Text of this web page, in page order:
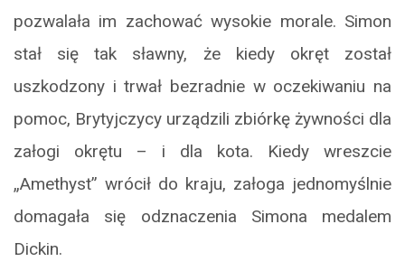
pozwalała im zachować wysokie morale. Simon
stał się tak sławny, że kiedy okręt został
uszkodzony i trwał bezradnie w oczekiwaniu na
pomoc, Brytyjczycy urządzili zbiórkę żywności dla
załogi okrętu – i dla kota. Kiedy wreszcie
„Amethyst” wrócił do kraju, załoga jednomyślnie
domagała się odznaczenia Simona medalem
Dickin.